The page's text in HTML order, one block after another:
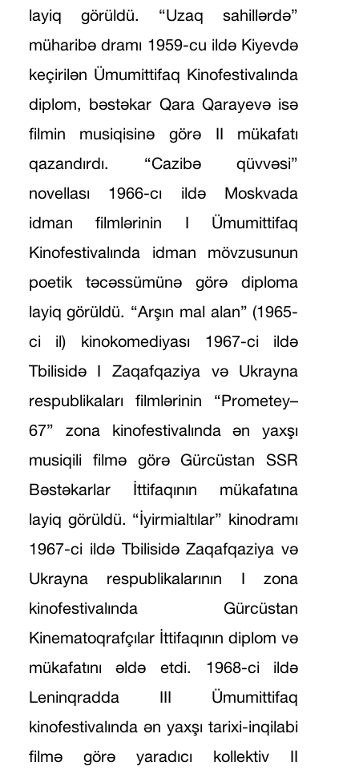
layiq görüldü. “Uzaq sahillərdə”
müharibə dramı 1959-cu ildə Kiyevdə
keçirilən Ümumittifaq Kinofestivalında
diplom, bəstəkar Qara Qarayevə isə
filmin musiqisinə görə II mükafatı
qazandırdı. “Cazibə qüvvəsi”
novellası 1966-cı ildə Moskvada
idman filmlərinin I Ümumittifaq
Kinofestivalında idman mövzusunun
poetik təcəssümünə görə diploma
layiq görüldü. “Arşın mal alan” (1965-
ci il) kinokomediyası 1967-ci ildə
Tbilisidə I Zaqafqaziya və Ukrayna
respublikaları filmlərinin “Prometey–
67” zona kinofestivalında ən yaxşı
musiqili filmə görə Gürcüstan SSR
Bəstəkarlar İttifaqının mükafatına
layiq görüldü. “İyirmialtılar” kinodramı
1967-ci ildə Tbilisidə Zaqafqaziya və
Ukrayna respublikalarının I zona
kinofestivalında Gürcüstan
Kinematoqrafçılar İttifaqının diplom və
mükafatını əldə etdi. 1968-ci ildə
Leninqradda III Ümumittifaq
kinofestivalında ən yaxşı tarixi-inqilabi
filmə görə yaradıcı kollektiv II